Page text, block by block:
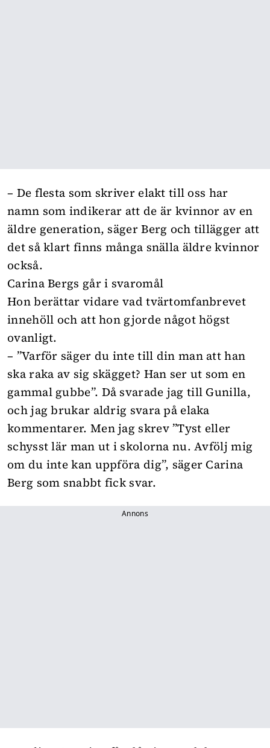
– De flesta som skriver elakt till oss har
namn som indikerar att de är kvinnor av en
äldre generation, säger Berg och tillägger att
det så klart finns många snälla äldre kvinnor
också.
Carina Bergs går i svaromål
Hon berättar vidare vad tvärtomfanbrevet
innehöll och att hon gjorde något högst
ovanligt.
– ”Varför säger du inte till din man att han
ska raka av sig skägget? Han ser ut som en
gammal gubbe”. Då svarade jag till Gunilla,
och jag brukar aldrig svara på elaka
kommentarer. Men jag skrev ”Tyst eller
schysst lär man ut i skolorna nu. Avfölj mig
om du inte kan uppföra dig”, säger Carina
Berg som snabbt fick svar.
Annons